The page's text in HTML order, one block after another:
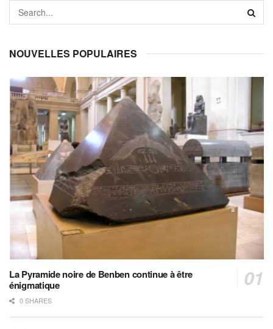
NOUVELLES POPULAIRES
La Pyramide noire de Benben continue à être
énigmatique
0 SHARES